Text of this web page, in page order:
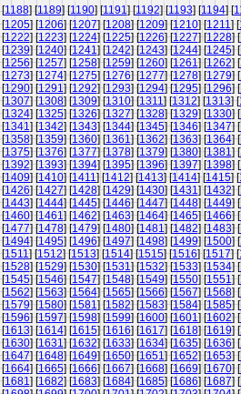
[1188] [1189] [1190] [1191] [1192] [1193] [1194] [
[1205] [1206] [1207] [1208] [1209] [1210] [1211] [
[1222] [1223] [1224] [1225] [1226] [1227] [1228] [
[1239] [1240] [1241] [1242] [1243] [1244] [1245] [
[1256] [1257] [1258] [1259] [1260] [1261] [1262] [
[1273] [1274] [1275] [1276] [1277] [1278] [1279] [
[1290] [1291] [1292] [1293] [1294] [1295] [1296] [
[1307] [1308] [1309] [1310] [1311] [1312] [1313] [
[1324] [1325] [1326] [1327] [1328] [1329] [1330] [
[1341] [1342] [1343] [1344] [1345] [1346] [1347] [
[1358] [1359] [1360] [1361] [1362] [1363] [1364] [
[1375] [1376] [1377] [1378] [1379] [1380] [1381] [
[1392] [1393] [1394] [1395] [1396] [1397] [1398] [
[1409] [1410] [1411] [1412] [1413] [1414] [1415] [
[1426] [1427] [1428] [1429] [1430] [1431] [1432] [
[1443] [1444] [1445] [1446] [1447] [1448] [1449] [
[1460] [1461] [1462] [1463] [1464] [1465] [1466] [
[1477] [1478] [1479] [1480] [1481] [1482] [1483] [
[1494] [1495] [1496] [1497] [1498] [1499] [1500] [
[1511] [1512] [1513] [1514] [1515] [1516] [1517] [
[1528] [1529] [1530] [1531] [1532] [1533] [1534] [
[1545] [1546] [1547] [1548] [1549] [1550] [1551] [
[1562] [1563] [1564] [1565] [1566] [1567] [1568] [
[1579] [1580] [1581] [1582] [1583] [1584] [1585] [
[1596] [1597] [1598] [1599] [1600] [1601] [1602] [
[1613] [1614] [1615] [1616] [1617] [1618] [1619] [
[1630] [1631] [1632] [1633] [1634] [1635] [1636] [
[1647] [1648] [1649] [1650] [1651] [1652] [1653] [
[1664] [1665] [1666] [1667] [1668] [1669] [1670] [
[1681] [1682] [1683] [1684] [1685] [1686] [1687] [